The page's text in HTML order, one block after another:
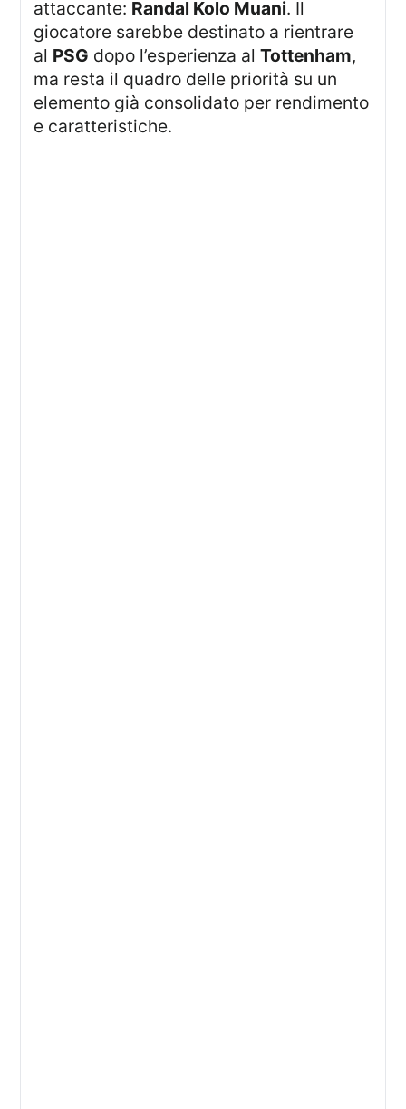
attaccante: Randal Kolo Muani. Il
giocatore sarebbe destinato a rientrare
al PSG dopo l’esperienza alTottenham,
ma resta il quadro delle priorità su un
elemento già consolidato per rendimento
e caratteristiche.